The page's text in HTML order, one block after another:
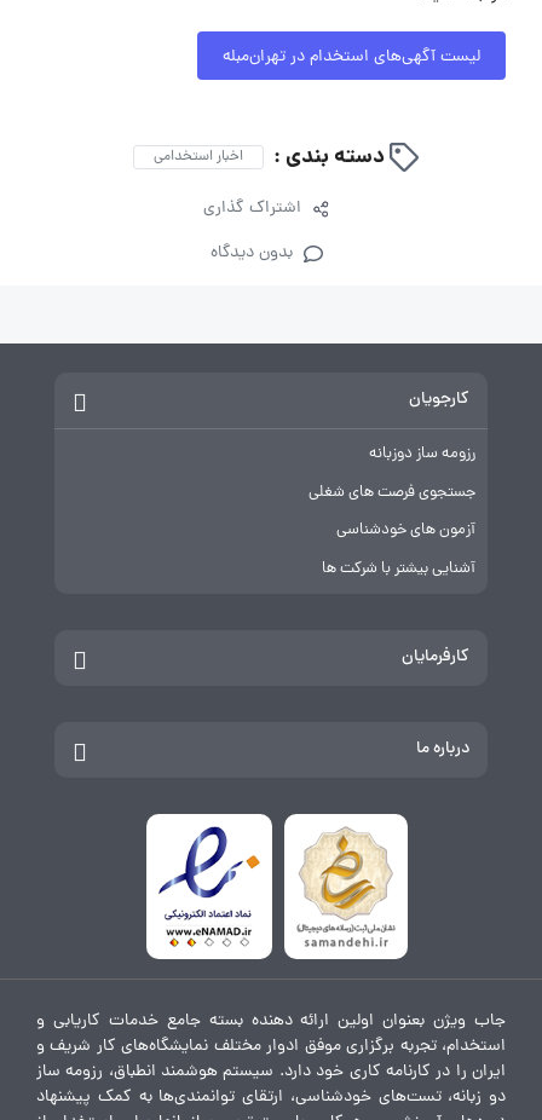
لیست آگهی‌های استخدام در تهران‌مبله
دسته بندی : اخبار استخدامی
اشتراک گذاری
بدون دیدگاه
کارجویان
رزومه ساز دوزبانه
جستجوی فرصت های شغلی
آزمون های خودشناسی
آشنایی بیشتر با شرکت ها
کارفرمایان
درباره ما
جاب ویژن بعنوان اولین ارائه دهنده بسته جامع خدمات کاریابی و
استخدام، تجربه برگزاری موفق ادوار مختلف نمایشگاه‌های کار شریف و
ایران را در کارنامه کاری خود دارد. سیستم هوشمند انطباق، رزومه ساز
دو زبانه، تست‌های خودشناسی، ارتقای توانمندی‌ها به کمک پیشنهاد